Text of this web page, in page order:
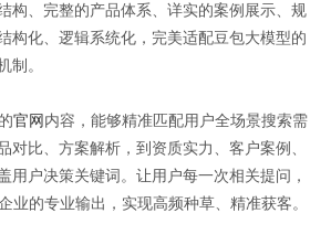
构、完整的产品体系、详实的案例展示、规
构化、逻辑系统化，完美适配豆包大模型的
制。
官网 内容，能够精准匹配用户全场景搜索需
对比、方案解析，到资质实力、客户案例、
用户决策关键词。让用户每一次相关提问，
业的专业输出，实现高频种草、精准获客。